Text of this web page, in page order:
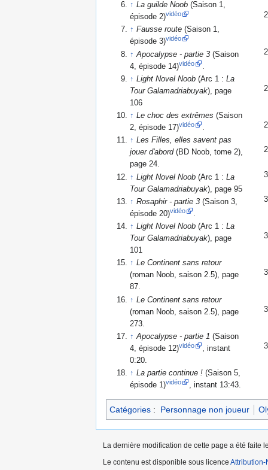
↑ La guilde Noob (Saison 1,
épisode 2)vidéo
↑ Fausse route (Saison 1,
épisode 3)vidéo
↑ Apocalypse - partie 3 (Saison
4, épisode 14)vidéo
↑ Light Novel Noob (Arc 1 :La
Tour Galamadriabuyak), page
106
↑ Le choc des extrêmes (Saison
2, épisode 17)vidéo
.
↑ Les Filles, elles savent pas
jouer d'abord(BD Noob, tome 2),
page 24.
↑ Light Novel Noob (Arc 1 :La
Tour Galamadriabuyak), page 95
↑ Rosaphir - partie 3 (Saison 3,
épisode 20)vidéo
↑ Light Novel Noob (Arc 1 :La
Tour Galamadriabuyak), page
101
↑ Le Continent sans retour
(roman Noob, saison 2.5), page
87.
↑ Le Continent sans retour
(roman Noob, saison 2.5), page
273.
↑
Apocalypse - partie 1 (Saison
4, épisode 12)vidéo
, instant
0:20.
↑ La partie continue ! (Saison 5,
épisode 1)vidéo , instant 13:43.
Catégories : Personnage non joueur
La dernière modification de cette page a été faite
Le contenu est disponible sous licence Attribution-